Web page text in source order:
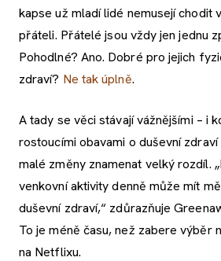
kapse už mladí lidé nemusejí chodit
přáteli. Přátelé jsou vždy jen jednu
Pohodlné? Ano. Dobré pro jejich
zdraví? Ne tak úplně.
A tady se věci stávají vážnějšími – i
rostoucími obavami o duševní
malé změny znamenat velký rozdíl.
venkovní aktivity denně může mít
duševní zdraví,“ zdůrazňuje
To je méně času, než zabere výběr
na Netflixu.